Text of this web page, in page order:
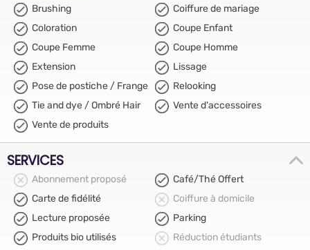
Brushing
Coiffure de mariage
Coloration
Coupe Enfant
Coupe Femme
Coupe Homme
Extension
Lissage
Pose de postiche / Frange
Relooking
Tie and dye / Ombré Hair
Vente d'accessoires
Vente de produits
SERVICES
Abonnement proposé
Café/Thé Offert
Carte de fidélité
Coiffure à domicile
Lecture proposée
Parking
Produits bio utilisés
Réduction étudiants